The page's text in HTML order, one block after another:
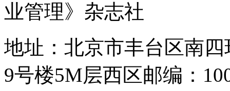
业管理》杂志社
地址：北京市丰台区南
9号楼5M层西区邮编：